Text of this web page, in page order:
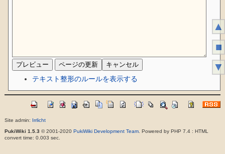
テキスト整形のルールを表示する
Site admin: Irrlicht
PukiWiki 1.5.3 © 2001-2020 PukiWiki Development Team. Powered by PHP 7.4 : HTML
convert time: 0.003 sec.
▲
■
▼